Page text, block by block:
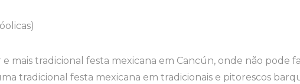
mais tradicional festa mexicana em Cancún, onde não pode
tradicional festa mexicana em tradicionais e pitorescos